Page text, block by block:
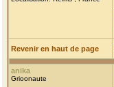
Revenir en haut de page
anika
Grioonaute